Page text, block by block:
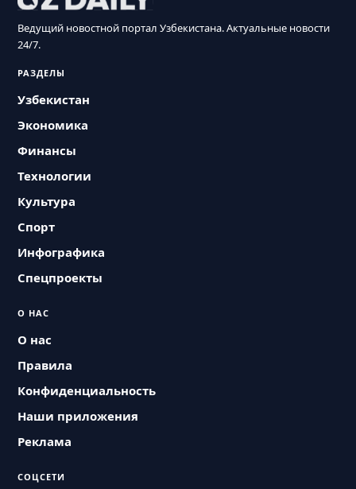
Ведущий новостной портал Узбекистана. Актуальные новости
24/7.
РАЗДЕЛЫ
Узбекистан
Экономика
Финансы
Технологии
Культура
Спорт
Инфографика
Спецпроекты
О НАС
О нас
Правила
Конфиденциальность
Наши приложения
Реклама
СОЦСЕТИ